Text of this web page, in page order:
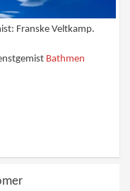
Franske Veltkamp.
Bathmen